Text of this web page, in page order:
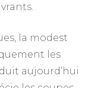
la modest
les
aujourd’hui